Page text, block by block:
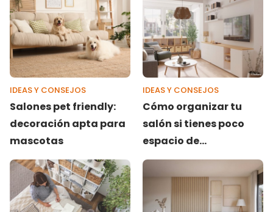
IDEAS Y CONSEJOS
Salones pet friendly:
decoración apta para
mascotas
IDEAS Y CONSEJOS
Cómo organizar tu
salón si tienes poco
espacio de
almacenaje (y muchas
cosas acumuladas)